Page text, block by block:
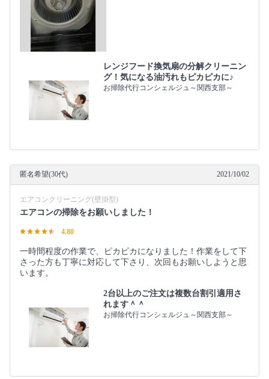
レンジフード換気扇の分解クリーニン
グ！気になる油汚れもピカピカに♪
お掃除代行コンシェルジュ～関西支部～
匿名希望(30代) 2021/10/02
エアコンクリーニング(壁掛型)
エアコンの掃除をお願いしました！
4.80
一時間程度の作業で、ピカピカになりました！作業をして下
さった方も丁寧に対応して下さり、次回もお願いしようと思
います。
2台以上のご注文は複数台割引適用さ
れます＾＾
お掃除代行コンシェルジュ～関西支部～